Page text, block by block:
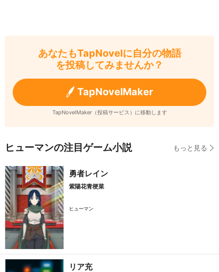
あなたもTapNovelに自分の物語
を投稿してみませんか？
TapNovelMaker
TapNovelMaker（投稿サービス）に移動します
ヒューマンの注目ゲーム小説 もっと見る
勇者レイン
紫陽花青梗菜
ヒューマン
リア充